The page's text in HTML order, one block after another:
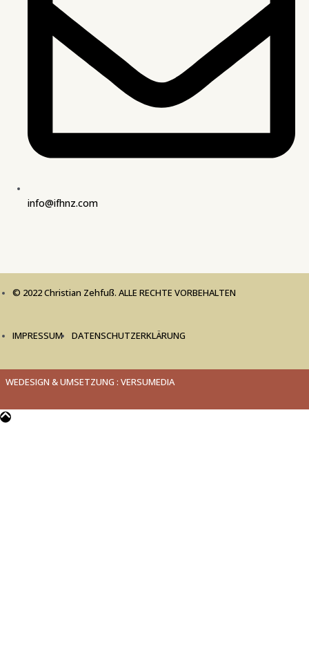
info@ifhnz.com
© 2022 Christian Zehfuß. ALLE RECHTE VORBEHALTEN
IMPRESSUM DATENSCHUTZERKLÄRUNG
WEDESIGN & UMSETZUNG : VERSUMEDIA